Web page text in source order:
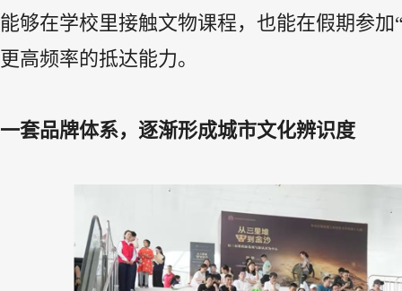
能够在学校里接触文物课程，也能在假期参
更高频率的抵达能力。
一套品牌体系，逐渐形成城市文化辨识度